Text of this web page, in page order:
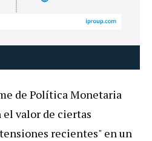
de Política Monetaria
el valor de ciertas
recientes" en un